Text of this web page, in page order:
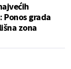
Ponos grada
zona